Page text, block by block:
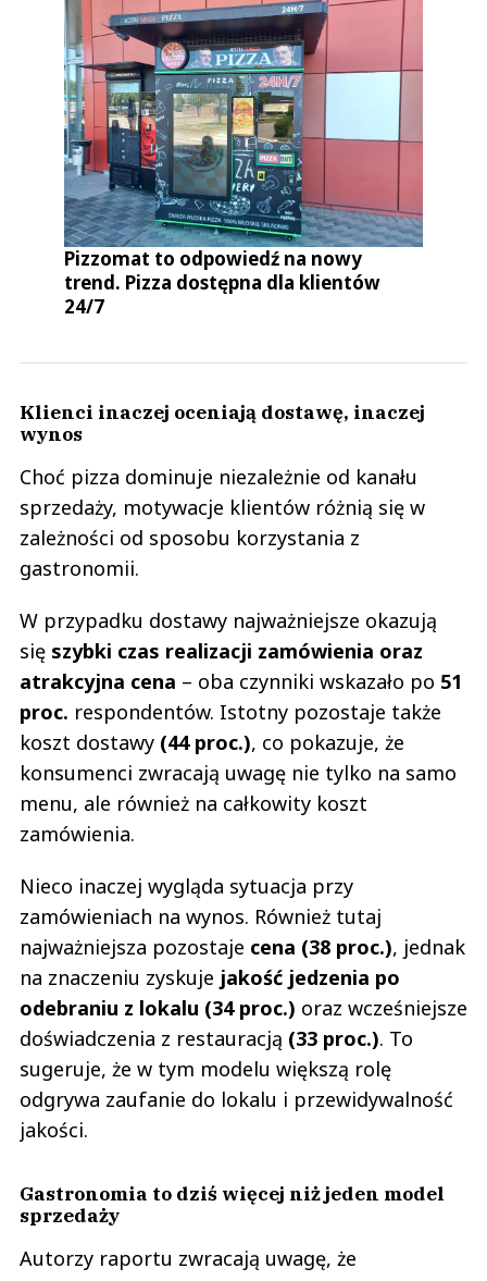
Pizzomat to odpowiedź na nowy
trend. Pizza dostępna dla klientów
24/7
Klienci inaczej oceniają dostawę, inaczej
wynos
Choć pizza dominuje niezależnie od kanału
sprzedaży, motywacje klientów różnią się w
zależności od sposobu korzystania z
gastronomii.
W przypadku dostawy najważniejsze okazują
się szybki czas realizacji zamówienia oraz
atrakcyjna cena – oba czynniki wskazało po 51
proc. respondentów. Istotny pozostaje także
koszt dostawy (44 proc.), co pokazuje, że
konsumenci zwracają uwagę nie tylko na samo
menu, ale również na całkowity koszt
zamówienia.
Nieco inaczej wygląda sytuacja przy
zamówieniach na wynos. Również tutaj
najważniejsza pozostaje cena (38 proc.), jednak
na znaczeniu zyskuje jakość jedzenia po
odebraniu z lokalu (34 proc.) oraz wcześniejsze
doświadczenia z restauracją (33 proc.). To
sugeruje, że w tym modelu większą rolę
odgrywa zaufanie do lokalu i przewidywalność
jakości.
Gastronomia to dziś więcej niż jeden model
sprzedaży
Autorzy raportu zwracają uwagę, że